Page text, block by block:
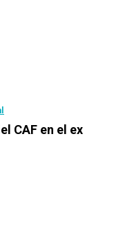
CAF en el ex